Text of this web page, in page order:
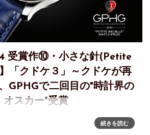
受賞作⑩・小さな針(Petite
「クドケ３」～クドケが再
GPHGで二回目の"時計界の
オスカー"受賞
KUDOKE、大きな成果を祝う～GPHGで
(Petite Aiguille)賞」を受賞独立系時計メ
続きを読む